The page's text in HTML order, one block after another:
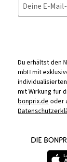
Deine E-
Du erhältst den
mbH mit
mit Wirkung für
bonprix.deoder
DIE